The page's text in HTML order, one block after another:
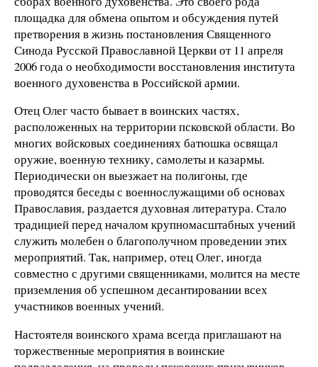
площадка для обмена опытом и обсуждения путей
претворения в жизнь постановления Священного
Синода Русской Православной Церкви от 11 апреля
2006 года о необходимости восстановления института
военного духовенства в Российской армии.
Отец Олег часто бывает в воинских частях,
расположенных на территории псковской области. Во
многих войсковых соединениях батюшка освящал
оружие, военную технику, самолеты и казармы.
Периодически он выезжает на полигоны, где
проводятся беседы с военнослужащими об основах
Православия, раздается духовная литература. Стало
традицией перед началом крупномасштабных учений
служить молебен о благополучном проведении этих
мероприятий. Так, например, отец Олег, иногда
совместно с другими священниками, молится на месте
приземления об успешном десантировании всех
участников военных учений.
Настоятеля воинского храма всегда приглашают на
торжественные мероприятия в воинские